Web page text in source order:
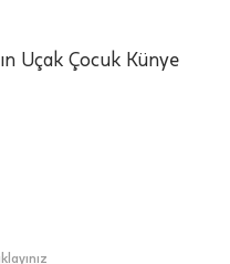
Uçak Çocuk Künye